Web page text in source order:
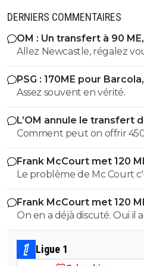
DERNIERS COMMENTAIRES
OM : Un transfert à 90
Allez Newcastle, régalez
PSG : 170ME pour
Assez souvent en vérité.
L’OM annule le transfert
Comment peut on offrir
joueur trop souvent blessé
son âge??? Kondogbia
pour cette équipe.
Frank McCourt met 120
Le problème de Mc Court
contrôlé Longoria et
y a un responsable à cette
Frank McCourt met 120
On en a déjà discuté. Oui il
Strootman et Kondogbia
comment tu veux exister
des coups? Il a fait un gros
Ligue 1